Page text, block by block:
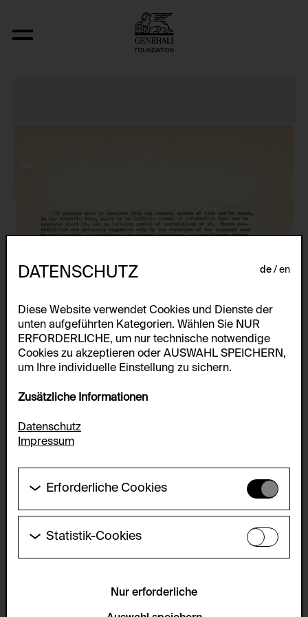
Nineteen Concrete Space-Time-
DATENSCHUTZ de en
Diese Website verwendet Cookies und Dienste der
unten aufgeführten Kategorien. Wählen Sie NUR
ERFORDERLICHE, um nur technische notwendige
Cookies zu akzeptieren oder AUSWAHL SPEICHERN,
um Ihre individuelle Einstellung zu sichern.
Zusätzliche Informationen
Datenschutz
Impressum
Erforderliche Cookies
Grundfunktionalität dieser Website zu ermöglichen.
Diese Cookies können daher nicht deaktiviert
werden.
accepted_optional_cookies_24723
Statistik-Cookies
Website laufend verbessert werden kann. Die Daten
Nur erforderliche